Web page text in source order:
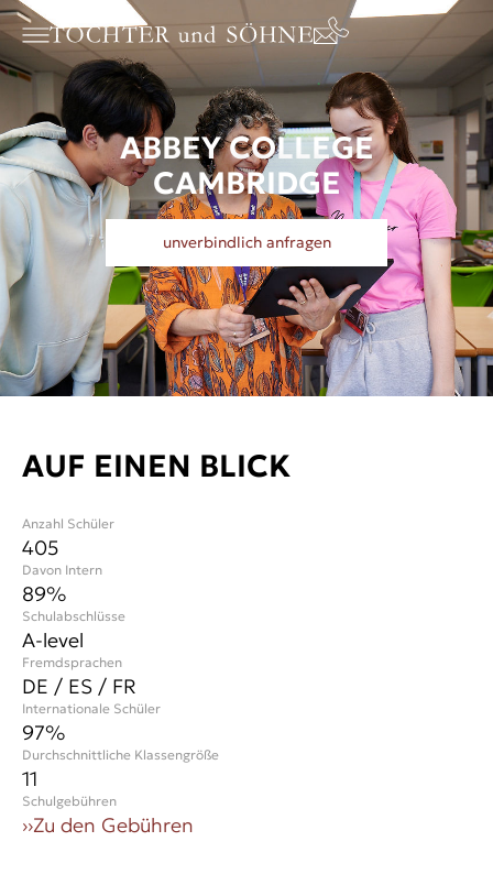
ABBEY COLLEGE
CAMBRIDGE
unverbindlich anfragen
AUF EINEN BLICK
Anzahl Schüler
405
Davon Intern
89%
Schulabschlüsse
A-level
Durchschnittliche Klassengröße
11
Internationale Schüler
97%
Fremdsprachen
DE / ES / FR
Schulgebühren
››Zu den Gebühren